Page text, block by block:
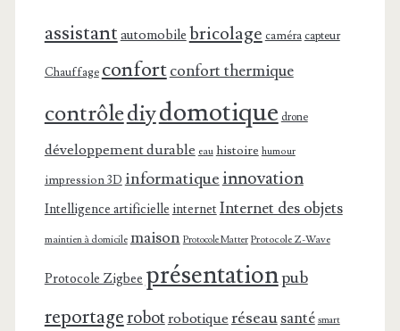
assistant automobile bricolage caméra capteur
Chauffage confortconfort thermique
contrôlediydomotique drone
développement durable eau histoire humour
impression 3D informatiqueinnovation
Intelligence artificielle internet Internet des objets
maintien à domicile maison Protocole Matter Protocole Z-Wave
Protocole Zigbee présentationpub
reportagerobotrobotique réseausanté smart